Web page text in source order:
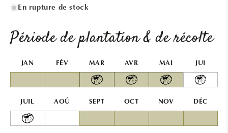
En rupture de stock
Période de plantation & de récolte
JAN FÉV MAR AVR MAI JUI
JUIL AOÛ SEPT OCT NOV DÉC